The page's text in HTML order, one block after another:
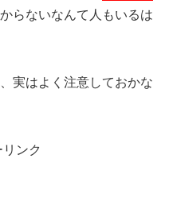
らないなんて人もいるは
実はよく注意しておかな
ンク